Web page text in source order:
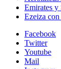
Emirates y
Ezeiza
Facebook
Twitter
Youtube
Mail